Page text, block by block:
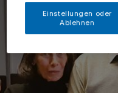
Einstellungen oder
Ablehnen